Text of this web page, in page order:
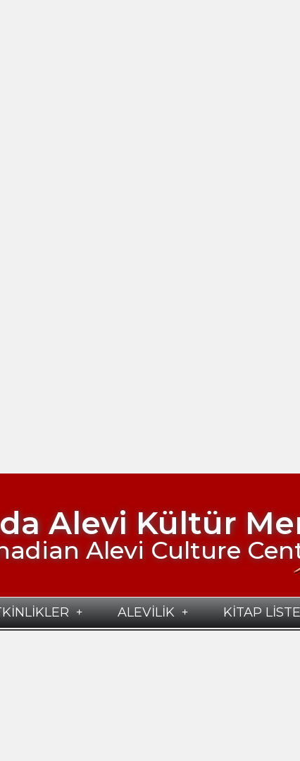
Alevi Kültür
Alevi Culture
ALEVİLİK KİTAP